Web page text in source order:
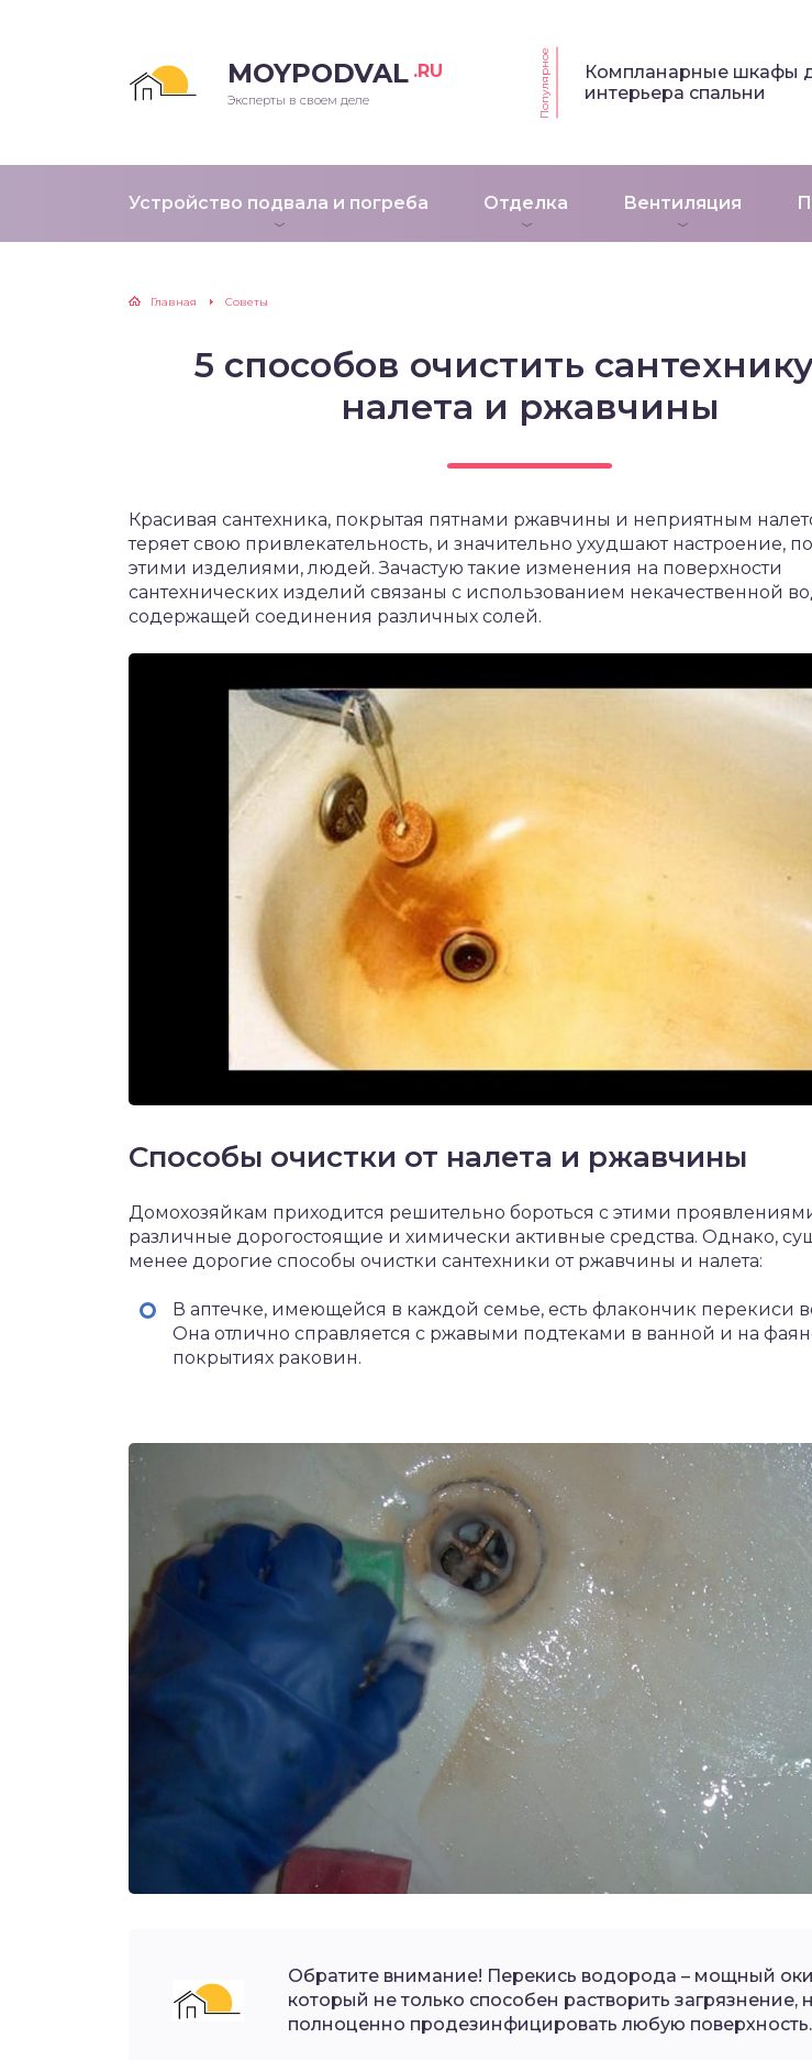
MOYPODVAL .RU
Эксперты в своем деле Популярное
Компланарные шкафы
интерьера спальни
Устройство подвала и погреба Отделка Вентиляция
Главная Советы
5 способов очистить
налета и ржавчины
Красивая сантехника, покрытая пятнами ржавчины и неприятным
теряет свою привлекательность, и значительно ухудшают настроение,
этими изделиями, людей. Зачастую такие изменения на поверхности
сантехнических изделий связаны с использованием некачественной
содержащей соединения различных солей.
Способы очистки от налета и ржавчины
Домохозяйкам приходится решительно бороться с этими
различные дорогостоящие и химически активные средства. Однако,
менее дорогие способы очистки сантехники от ржавчины и налета:
В аптечке, имеющейся в каждой семье, есть флакончик перекиси
Она отлично справляется с ржавыми подтеками в ванной и на
покрытиях раковин.
Обратите внимание! Перекись водорода – мощный
который не только способен растворить загрязнение,
полноценно продезинфицировать любую поверхность.